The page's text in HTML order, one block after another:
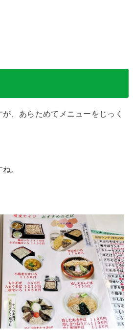
、あらためてメニューをじっく
。